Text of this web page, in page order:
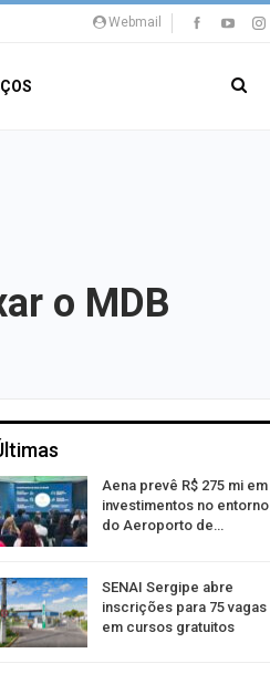
Webmail
o MDB
Aena prevê R$ 275 mi em
investimentos no entorno
do Aeroporto de…
SENAI Sergipe abre
inscrições para 75 vagas
em cursos gratuitos